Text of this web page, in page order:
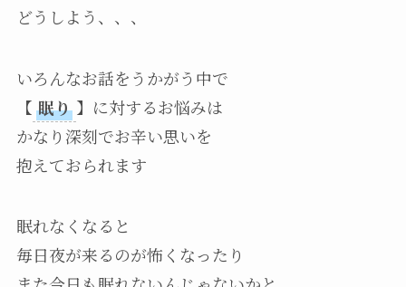
どうしよう、、、
いろんなお話をうかがう中で
【 眠り 】に対するお悩みは
かなり深刻でお辛い思いを
抱えておられます
眠れなくなると
毎日夜が来るのが怖くなったり